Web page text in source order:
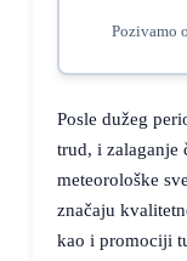
Pozivamo
Posle dužeg
trud, i zalaganje
meteorološke
značaju
kao i promociji